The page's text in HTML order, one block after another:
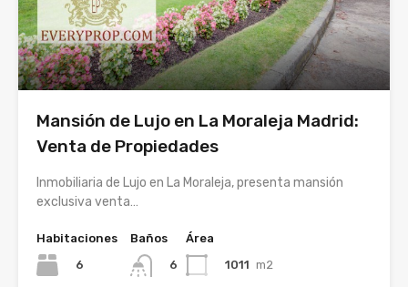
Mansión de Lujo en La Moraleja Madrid:
Venta de Propiedades
Inmobiliaria de Lujo en La Moraleja, presenta mansión
exclusiva venta…
Habitaciones
6
Baños
6
Área
1011 m2